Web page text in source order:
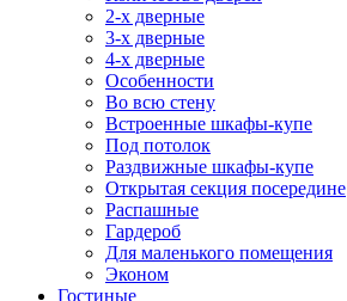
2-х дверные
3-х дверные
4-х дверные
Особенности
Во всю стену
Встроенные шкафы-купе
Под потолок
Раздвижные шкафы-купе
Открытая секция посередине
Распашные
Гардероб
Для маленького помещения
Эконом
Гостиные